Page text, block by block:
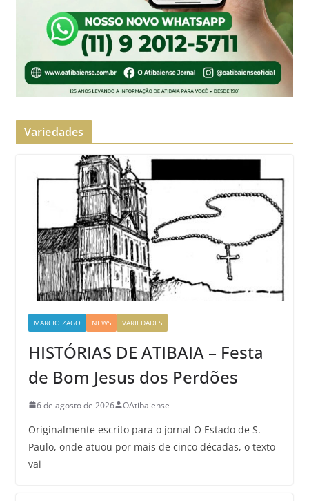
Variedades
MARCIO ZAGO NEWS VARIEDADES
HISTÓRIAS DE ATIBAIA – Festa
de Bom Jesus dos Perdões
6 de agosto de 2026 OAtibaiense
Originalmente escrito para o jornal O Estado de S.
Paulo, onde atuou por mais de cinco décadas, o texto
vai